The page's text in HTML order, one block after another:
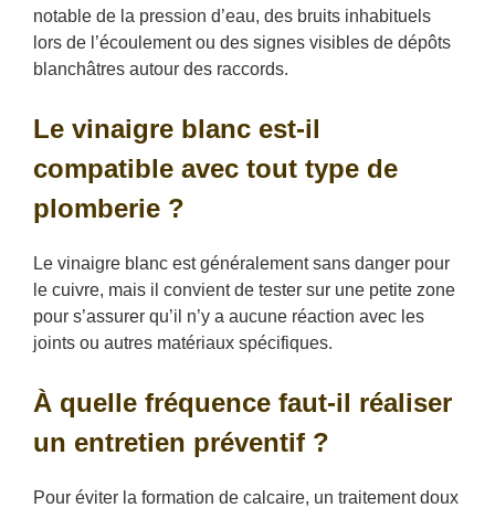
notable de la pression d’eau, des bruits inhabituels
lors de l’écoulement ou des signes visibles de dépôts
blanchâtres autour des raccords.
Le vinaigre blanc est-il
compatible avec tout type de
plomberie ?
Le vinaigre blanc est généralement sans danger pour
le cuivre, mais il convient de tester sur une petite zone
pour s’assurer qu’il n’y a aucune réaction avec les
joints ou autres matériaux spécifiques.
À quelle fréquence faut-il réaliser
un entretien préventif ?
Pour éviter la formation de calcaire, un traitement doux